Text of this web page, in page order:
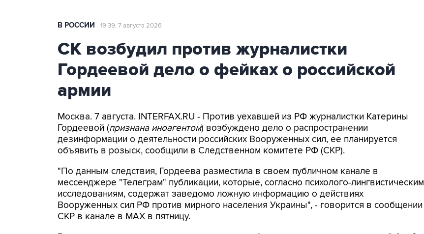
В РОССИИ 19:39, 7 августа 2026
СК возбудил против журналистки
Гордеевой дело о фейках о российской
армии
Москва. 7 августа. INTERFAX.RU - Против уехавшей из РФ журналистки Катерины
Гордеевой (признана иноагентом) возбуждено дело о распространении
дезинформации о деятельности российских Вооруженных сил, ее планируется
объявить в розыск, сообщили в Следственном комитете РФ (СКР).
"По данным следствия, Гордеева разместила в своем публичном канале в
мессенджере "Телеграм" публикации, которые, согласно психолого-лингвистическим
исследованиям, содержат заведомо ложную информацию о действиях
Вооруженных сил РФ против мирного населения Украины", - говорится в сообщении
СКР в канале в MAX в пятницу.